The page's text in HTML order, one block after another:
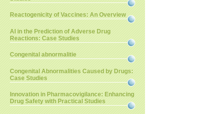
Reactogenicity of Vaccines: An Overview
AI in the Prediction of Adverse Drug
Reactions: Case Studies
Congenital abnormalitie
Congenital Abnormalities Caused by Drugs:
Case Studies
Innovation in Pharmacovigilance: Enhancing
Drug Safety with Practical Studies